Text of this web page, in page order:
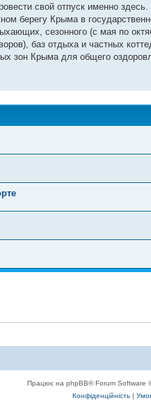
свой отпуск именно здесь.
берегу Крыма в
сезонного (с мая по
баз отдыха и частных
зон Крыма для общего
Працює на phpBB® Forum Software
Конфіденційність |